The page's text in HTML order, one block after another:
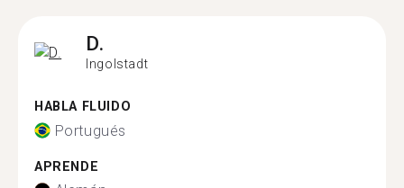
D.
Ingolstadt
HABLA FLUIDO
Portugués
APRENDE